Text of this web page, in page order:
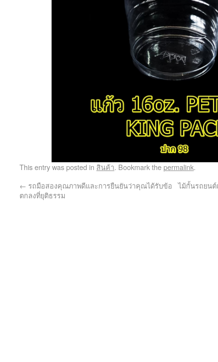
This entry was posted in สินค้า. Bookmark thepermalink.
← รถมือสองคุณภาพดีและการยืนยันว่าคุณได้รับข้อ
ตกลงที่ยุติธรรม
ไม้กั้นรถยนต์